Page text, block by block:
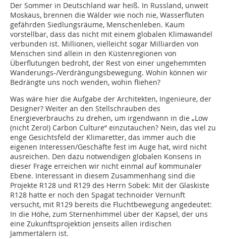
Der Sommer in Deutschland war heiß. In Russland, unweit
Moskaus, brennen die Wälder wie noch nie, Wasserfluten
gefährden Siedlungsräume, Menschenleben. Kaum
vorstellbar, dass das nicht mit einem globalen Klimawandel
verbunden ist. Millionen, vielleicht sogar Milliarden von
Menschen sind allein in den Küstenregionen von
Überflutungen bedroht, der Rest von einer ungehemmten
Wanderungs-/Verdrängungsbewegung. Wohin können wir
Bedrängte uns noch wenden, wohin fliehen?
Was wäre hier die Aufgabe der Architekten, Ingenieure, der
Designer? Weiter an den Stellschrauben des
Energieverbrauchs zu drehen, um irgendwann in die „Low
(nicht Zero!) Carbon Culture“ einzutauchen? Nein, das viel zu
enge Gesichtsfeld der Klimaretter, das immer auch die
eigenen Interessen/Geschäfte fest im Auge hat, wird nicht
ausreichen. Den dazu notwendigen globalen Konsens in
dieser Frage erreichen wir nicht einmal auf kommunaler
Ebene. Interessant in diesem Zusammenhang sind die
Projekte R128 und R129 des Herrn Sobek: Mit der Glaskiste
R128 hatte er noch den Spagat technoider Vernunft
versucht, mit R129 bereits die Fluchtbewegung angedeutet:
In die Höhe, zum Sternenhimmel über der Kapsel, der uns
eine Zukunftsprojektion jenseits allen irdischen
Jammertälern ist.